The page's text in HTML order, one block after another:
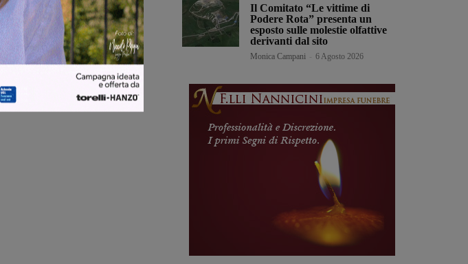
Il Comitato “Le vittime di
Podere Rota” presenta un
esposto sulle molestie olfattive
derivanti dal sito
Monica Campani 6 Agosto 2026